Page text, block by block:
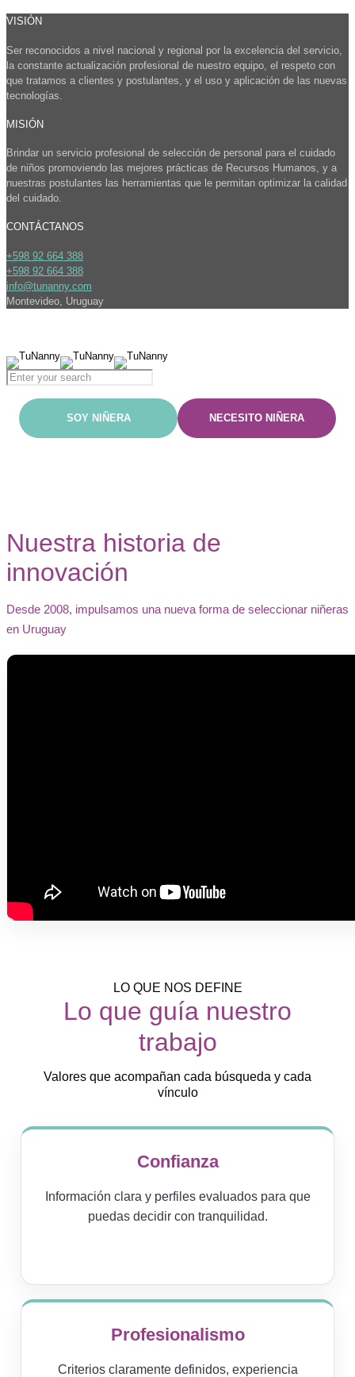
VISIÓN
Ser reconocidos a nivel nacional y regional por la excelencia del servicio,
la constante actualización profesional de nuestro equipo, el respeto con
que tratamos a clientes y postulantes, y el uso y aplicación de las nuevas
tecnologías.
MISIÓN
Brindar un servicio profesional de selección de personal para el cuidado
de niños promoviendo las mejores prácticas de Recursos Humanos, y a
nuestras postulantes las herramientas que le permitan optimizar la calidad
del cuidado.
CONTÁCTANOS
+598 92 664 388
+598 92 664 388
info@tunanny.com
Montevideo, Uruguay
Nuestra historia de
innovación
Desde 2008, impulsamos una nueva forma de seleccionar niñeras
en Uruguay
LO QUE NOS DEFINE
Lo que guía nuestro
trabajo
Valores que acompañan cada búsqueda y cada
vínculo
Confianza
Información clara y perfiles evaluados para que
puedas decidir con tranquilidad.
Profesionalismo
Criterios claramente definidos, experiencia